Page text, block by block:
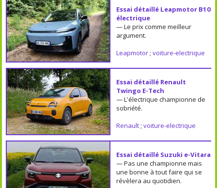
Essai détaillé Leapmotor B10
électrique
— Le prix comme meilleur
argument.
Leapmotor; voiture-electrique
Essai détaillé Renault
Twingo E-Tech
— L'électrique championne de
sobriété.
Renault; voiture-electrique
Essai détaillé Suzuki e-Vitara
— Pas une championne mais
une bonne à tout faire qui se
révèlera au quotidien.